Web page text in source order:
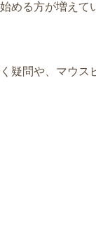
める方が増えて
疑問や、マウス